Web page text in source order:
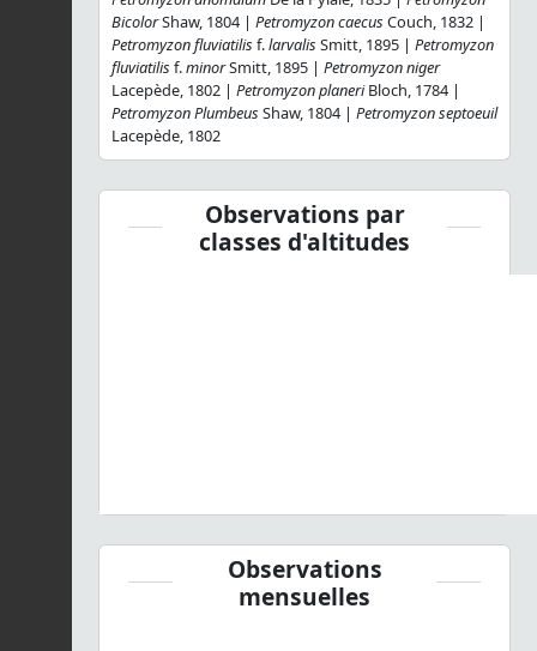
BicolorShaw, 1804 | Petromyzon caecus Couch, 1832 |
Petromyzon fluviatilis f.larvalis Smitt, 1895 | Petromyzon
fluviatilis f.minorSmitt, 1895 | Petromyzon niger
Lacepède, 1802 | Petromyzon planeriBloch, 1784 |
Petromyzon Plumbeus Shaw, 1804 | Petromyzon septoeuil
Lacepède, 1802
Observations par
classes d'altitudes
Observations
mensuelles